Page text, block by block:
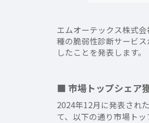
エムオーテックス株式
種の脆弱性診断サービ
したことを発表します。
■ 市場トップシェア
2024年12月に発表され
て、以下の通り市場トッ